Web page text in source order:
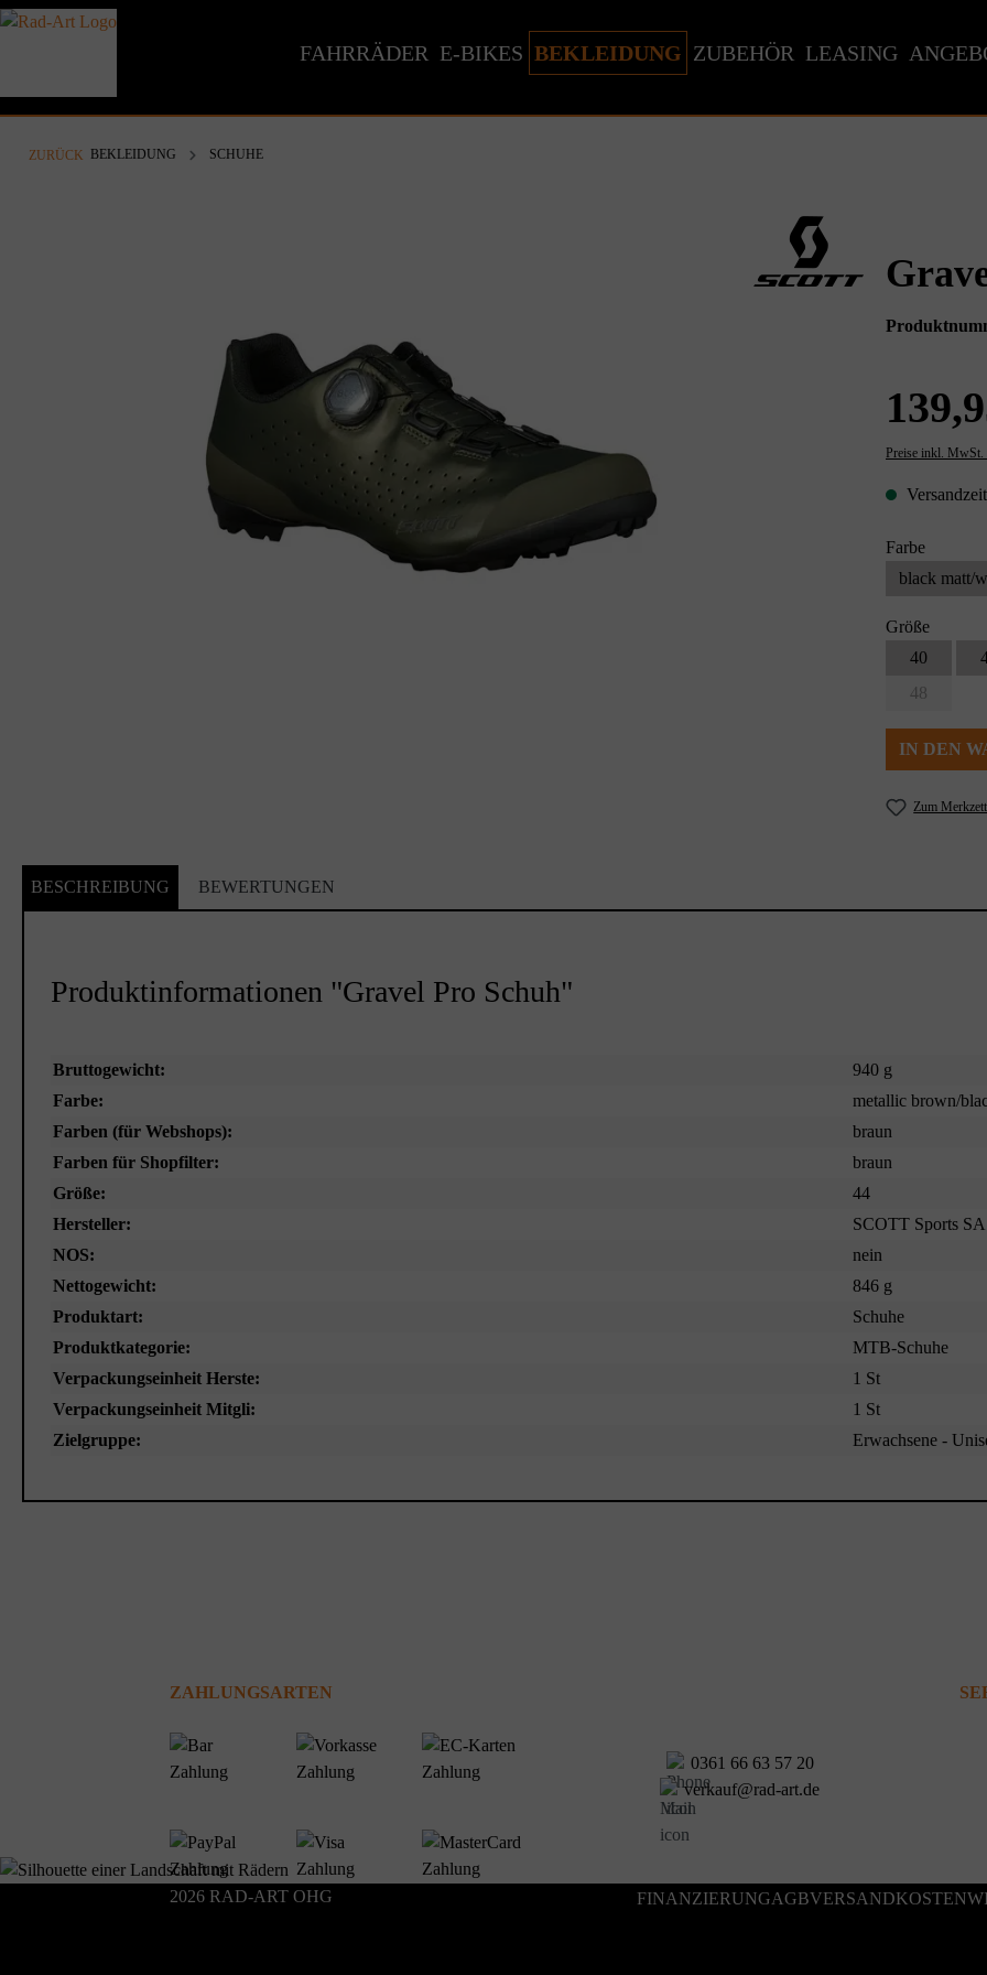
springen
FAHRRÄDER E-BIKES BEKLEIDUNG ZUBEHÖR LEASING
ZURÜCK BEKLEIDUNG SCHUHE
Preise inkl. MwSt.
Farbe
black matt/
Größe
40
48
IN DEN
Zum
BESCHREIBUNG BEWERTUNGEN
Produktinformationen "Gravel Pro Schuh"
Bruttogewicht:
940 g
Farbe:
metallic brown/
Farben (für Webshops):
braun
Farben für Shopfilter:
braun
Größe:
44
Hersteller:
SCOTT Sports SA
NOS:
nein
Nettogewicht:
846 g
Produktart:
Schuhe
Produktkategorie:
MTB-Schuhe
Verpackungseinheit Herste:
1 St
Verpackungseinheit Mitgli:
1 St
Zielgruppe:
Erwachsene -
ZAHLUNGSARTEN
0361 66 63 57 20
verkauf@rad-art.de
2026 RAD-ART OHG FINANZIERUNGAGBVERSANDKOSTEN